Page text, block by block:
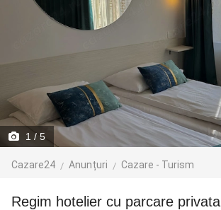
1 / 5
Cazare24 Anunțuri Cazare - Turism
Regim hotelier cu parcare privata